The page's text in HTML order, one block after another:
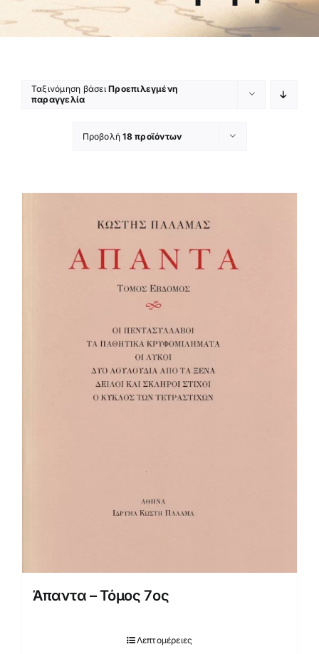
Ταξινόμηση βάσειΠροεπιλεγμένη
παραγγελία
Προβολή18 προϊόντων
Άπαντα – Τόμος 7ος
Λεπτομέρειες